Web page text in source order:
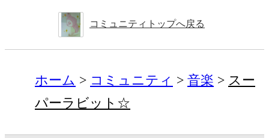
コミュニティトップへ戻る
ホーム コミュニティ 音楽
スー
パーラビット☆